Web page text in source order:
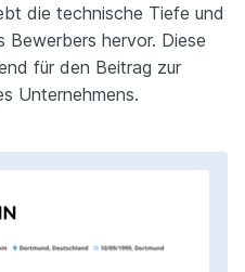
die technische Tiefe und
hervor. Diese
für den Beitrag zur
Unternehmens.